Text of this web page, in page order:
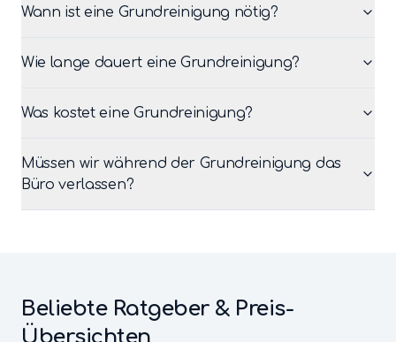
Wann ist eine Grundreinigung nötig?
Wie lange dauert eine Grundreinigung?
Was kostet eine Grundreinigung?
Müssen wir während der Grundreinigung das
Büro verlassen?
Beliebte Ratgeber & Preis-
Übersichten